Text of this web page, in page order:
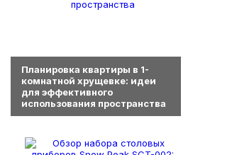
Планировка квартиры в 1-
комнатной хрущевке: идеи
для эффективного
использования пространства